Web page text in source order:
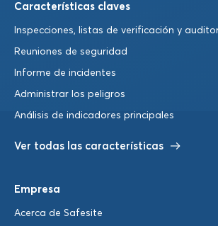
Características claves
Inspecciones, listas de verificación y
Reuniones de seguridad
Informe de incidentes
Administrar los peligros
Análisis de indicadores principales
Ver todas las características
Empresa
Acerca de Safesite